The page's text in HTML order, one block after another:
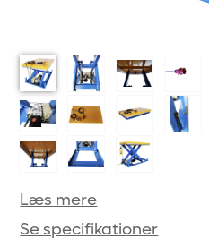
Læs mere
Se specifikationer